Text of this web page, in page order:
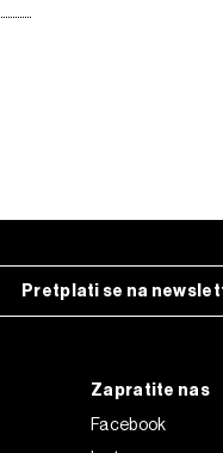
Pretplati se na
Zapratite nas
Facebook